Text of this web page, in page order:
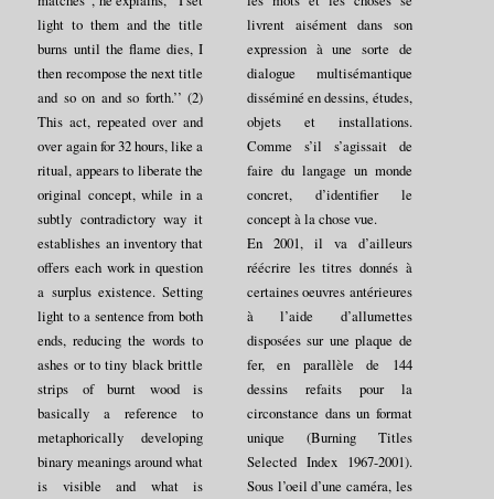
light to them and the title
burns until the flame dies, I
then recompose the next title
and so on and so forth.’’ (2)
This act, repeated over and
over again for 32 hours, like a
ritual, appears to liberate the
original concept, while in a
subtly contradictory way it
establishes an inventory that
offers each work in question
a surplus existence. Setting
light to a sentence from both
ends, reducing the words to
ashes or to tiny black brittle
strips of burnt wood is
basically a reference to
metaphorically developing
binary meanings around what
is visible and what is
livrent aisément dans son
expression à une sorte de
dialogue multisémantique
disséminé en dessins, études,
objets et installations.
Comme s’il s’agissait de
faire du langage un monde
concret, d’identifier le
concept à la chose vue.
En 2001, il va d’ailleurs
réécrire les titres donnés à
certaines oeuvres antérieures
à l’aide d’allumettes
disposées sur une plaque de
fer, en parallèle de 144
dessins refaits pour la
circonstance dans un format
unique (Burning Titles
Selected Index 1967-2001).
Sous l’oeil d’une caméra, les